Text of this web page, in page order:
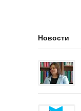
Новости